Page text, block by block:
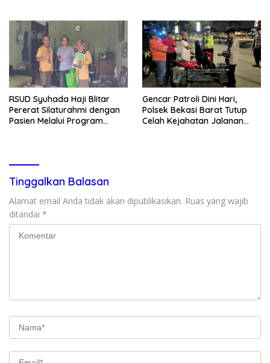
RSUD Syuhada Haji Blitar
Pererat Silaturahmi dengan
Pasien Melalui Program
Gencar Patroli Dini Hari,
Polsek Bekasi Barat Tutup
Celah Kejahatan Jalanan
Tinggalkan Balasan
Alamat email Anda tidak akan dipublikasikan. Ruas yang wajib
ditandai *